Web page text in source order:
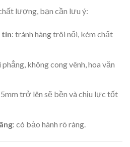
lượng, bạn cần lưu ý:
tín: tránh hàng trôi nổi, kém chất
phẳng, không cong vênh, hoa văn
trở lên sẽ bền và chịu lực tốt
: có bảo hành rõ ràng.